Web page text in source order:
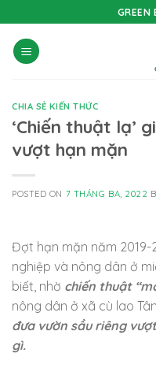
to
content
GREEN
CHIA SẺ KIẾN THỨC
‘Chiến thuật lạ’
vượt hạn mặn
POSTED ON 7 THÁNG BA, 2022
Đợt hạn mặn năm
nghiệp và nông dân ở
biết, nhờ chiến thuật
nông dân ở xã cù lao
đưa vườn sầu riêng
gì.